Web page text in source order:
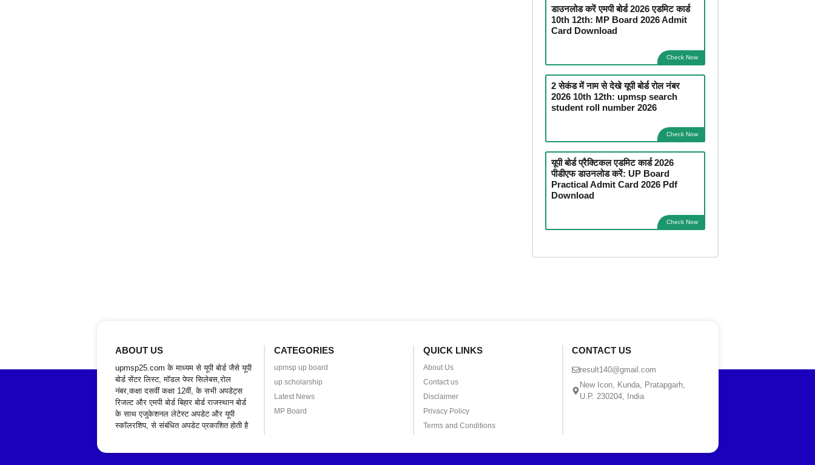
डाउनलोड करें एमपी बोर्ड 2026 एडमिट कार्ड
10th 12th: MP Board 2026 Admit
Card Download
Check Now
2 सेकंड में नाम से देखे यूपी बोर्ड रोल नंबर
2026 10th 12th: upmsp search
student roll number 2026
Check Now
यूपी बोर्ड प्रैक्टिकल एडमिट कार्ड 2026
पीडीएफ डाउनलोड करें: UP Board
Practical Admit Card 2026 Pdf
Download
Check Now
ABOUT US
upmsp25.com के माध्यम से यूपी बोर्ड जैसे यूपी
बोर्ड सेंटर लिस्ट, मॉडल पेपर सिलेबस,रोल
नंबर,कक्षा दसवीं कक्षा 12वीं, के सभी अपडेट्स
रिजल्ट और एमपी बोर्ड बिहार बोर्ड राजस्थान बोर्ड
के साथ एजुकेशनल लेटेस्ट अपडेट और यूपी
स्कॉलरशिप, से संबंधित अपडेट प्रकाशित होती है
CATEGORIES
upmsp up board
up scholarship
Latest News
MP Board
QUICK LINKS
About Us
Contact us
Disclaimer
Privacy Policy
Terms and Conditions
CONTACT US
result140@gmail.com
New Icon, Kunda, Pratapgarh,
U.P. 230204, India